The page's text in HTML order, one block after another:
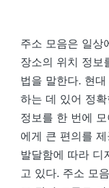
주소 모음은 일상
장소의 위치 정보
법을 말한다. 현
하는 데 있어 정
정보를 한 번에
에게 큰 편의를
발달함에 따라 디
고 있다. 주소 모